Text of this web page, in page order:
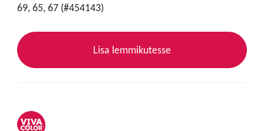
69, 65, 67 (#454143)
Lisa lemmikutesse